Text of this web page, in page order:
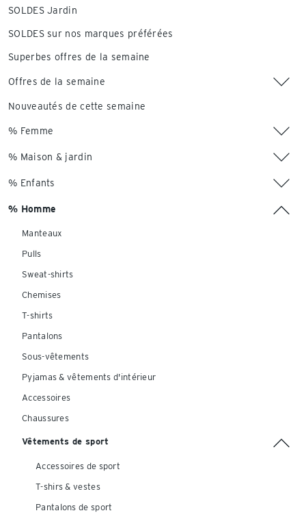
SOLDES Jardin
SOLDES sur nos marques préférées
Superbes offres de la semaine
Offres de la semaine
Nouveautés de cette semaine
% Femme
% Maison & jardin
% Enfants
% Homme
Manteaux
Pulls
Sweat-shirts
Chemises
T-shirts
Pantalons
Sous-vêtements
Pyjamas & vêtements d'intérieur
Accessoires
Chaussures
Vêtements de sport
Accessoires de sport
T-shirs & vestes
Pantalons de sport